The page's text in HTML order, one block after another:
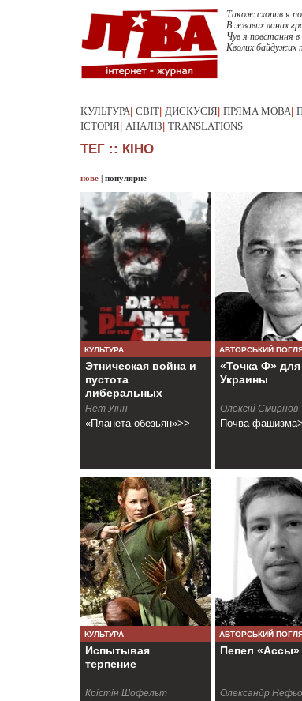
Також схопив я
В жвавих ланах
Чув я повстання в
Кволих байдужих
КУЛЬТУРА СВІТ ДИСКУСІЯ ПРЯМА МОВА
ІСТОРІЯ АНАЛІЗ TRANSLATIONS
ТЕГ :: КІНО
нове | популярне
КУЛЬТУРА
Этническая война и
пустота
либеральных
ценностей
Нет Уiнн
«Планета обезьян»>>
АВТОРСЬКИЙ
«Точка Ф» для
Украины
Олексій Смирнов
Почва
КУЛЬТУРА
Испытывая
терпение
Крiстiн Шофельт
АВТОРСЬКИЙ
Пепел «Ассы»
Олександр